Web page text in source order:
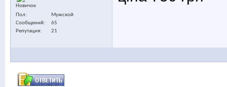
Новичок
Пол
Мужской
Сообщений
65
Репутация
21